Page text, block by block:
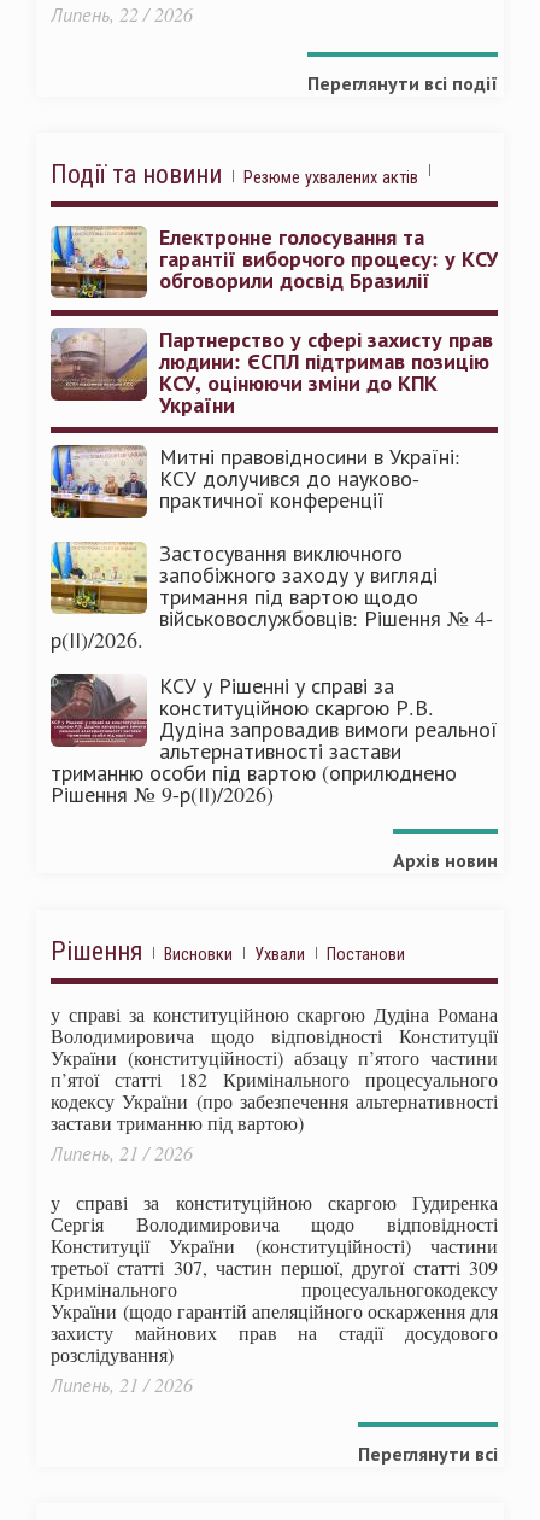
Липень, 22 / 2026
Переглянути всі події
Події та новини Резюме ухвалених актів
Електронне голосування та
гарантії виборчого процесу: у КСУ
обговорили досвід Бразилії
Партнерство у сфері захисту прав
людини: ЄСПЛ підтримав позицію
КСУ, оцінюючи зміни до КПК
України
Митні правовідносини в Україні:
КСУ долучився до науково-
практичної конференції
Застосування виключного
запобіжного заходу у вигляді
тримання під вартою щодо
військовослужбовців: Рішення № 4-
р(ІІ)/2026.
КСУ у Рішенні у справі за
конституційною скаргою Р.В.
Дудіна запровадив вимоги реальної
альтернативності застави
триманню особи під вартою (оприлюднено
Рішення № 9-р(ІІ)/2026)
Архів новин
Рішення Висновки Ухвали Постанови
у справі за конституційною скаргою Дудіна Романа
Володимировича щодо відповідності Конституції
України (конституційності) абзацу п’ятого частини
п’ятої статті 182 Кримінального процесуального
кодексу України (про забезпечення альтернативності
застави триманню під вартою)
Липень, 21 / 2026
у справі за конституційною скаргою Гудиренка
Сергія Володимировича щодо відповідності
Конституції України (конституційності) частини
третьої статті 307, частин першої, другої статті 309
Кримінального процесуальногокодексу
України (щодо гарантій апеляційного оскарження для
захисту майнових прав на стадії досудового
розслідування)
Липень, 21 / 2026
Переглянути всі